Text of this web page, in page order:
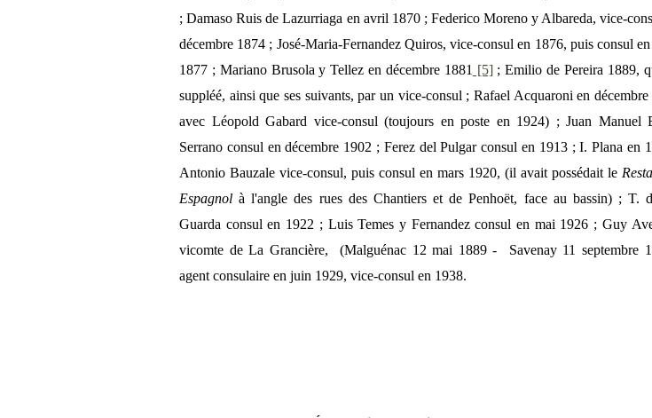
; Damaso Ruis de Lazurriaga en avril 1870 ; Federico Moreno y Albareda, vice-
décembre 1874 ; José-Maria-Fernandez Quiros, vice-consul en 1876, puis consul
1877 ; Mariano Brusola y Tellez en décembre 1881 [5]; Emilio de Pereira 1889,
suppléé, ainsi que ses suivants, par un vice-consul ; Rafael Acquaroni en
avec Léopold Gabard vice-consul (toujours en poste en 1924) ; Juan Manuel
Serrano consul en décembre 1902 ; Ferez del Pulgar consul en 1913 ; I. Plana en
Antonio Bauzale vice-consul, puis consul en mars 1920, (il avait possédait le
Espagnol à l'angle des rues des Chantiers et de Penhoët, face au bassin) ; T.
Guarda consul en 1922 ; Luis Temes y Fernandez consul en mai 1926 ; Guy
vicomte de La Grancière, (Malguénac 12 mai 1889 - Savenay 11 septembre
agent consulaire en juin 1929, vice-consul en 1938.